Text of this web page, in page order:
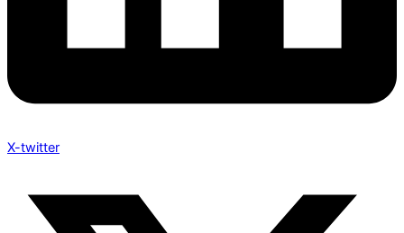
X-twitter